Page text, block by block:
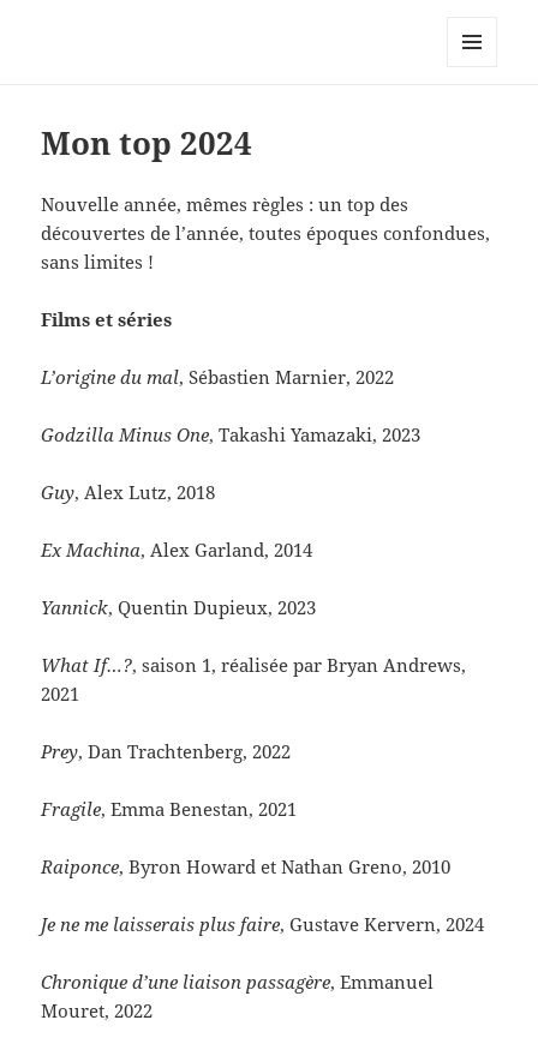
Le site personnel d'Antoine Oury
Mon top 2024
Nouvelle année, mêmes règles : un top des
découvertes de l’année, toutes époques confondues,
sans limites !
Films et séries
L’origine du mal, Sébastien Marnier, 2022
Godzilla Minus One, Takashi Yamazaki, 2023
Guy, Alex Lutz, 2018
Ex Machina, Alex Garland, 2014
Yannick, Quentin Dupieux, 2023
What If…?, saison 1, réalisée par Bryan Andrews,
2021
Prey, Dan Trachtenberg, 2022
Fragile, Emma Benestan, 2021
Raiponce, Byron Howard et Nathan Greno, 2010
Je ne me laisserais plus faire, Gustave Kervern, 2024
Chronique d’une liaison passagère, Emmanuel
Mouret, 2022